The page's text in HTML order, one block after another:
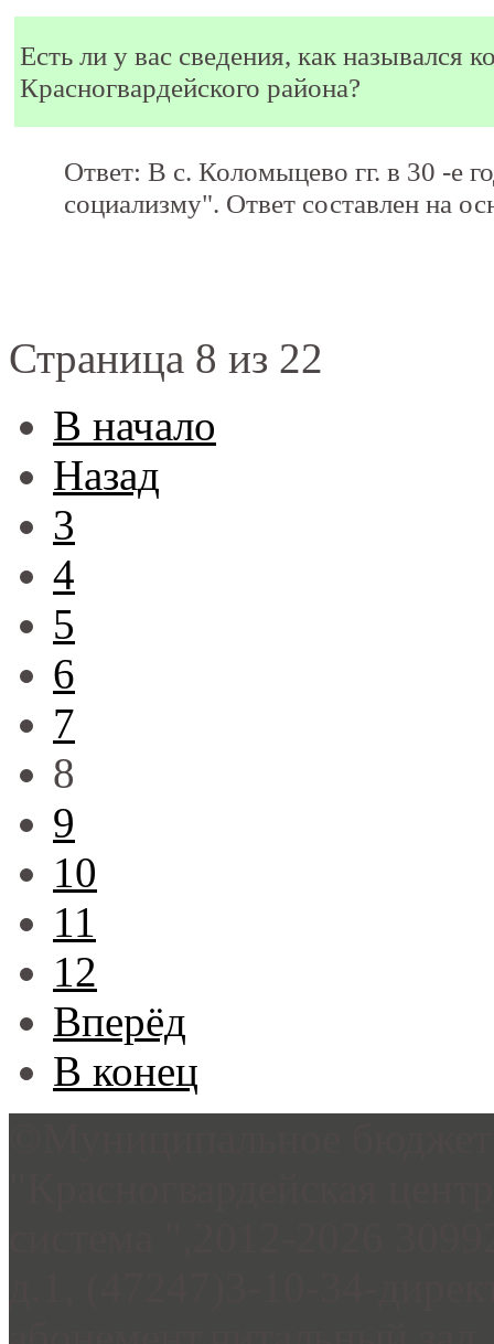
Есть ли у вас сведения, как назывался
Красногвардейского района?
Ответ: В с. Коломыцево гг. в 30 -е
социализму". Ответ составлен на
Страница 8 из 22
В начало
Назад
3
4
5
6
7
8
9
10
11
12
Вперёд
В конец